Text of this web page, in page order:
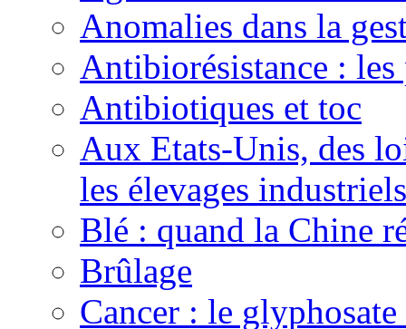
Anomalies dans la
Antibiorésistance : les
Antibiotiques et toc
Aux Etats-Unis, des
les élevages industriels
Blé : quand la Chine
Brûlage
Cancer : le